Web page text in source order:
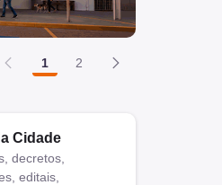
1 2
Cidade
decretos,
editais,